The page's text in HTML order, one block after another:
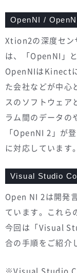
OpenNI /
Xtion2の深度セン
は、「OpenNI」
OpenNIはKinect
た会社などが中心
スのソフトウェア
ラム間のデータの
「OpenNI 2」が
に対応しています。
Visual Studio
Open NI 2は開発
ています。これら
今回は「Visual
合の手順をご紹介